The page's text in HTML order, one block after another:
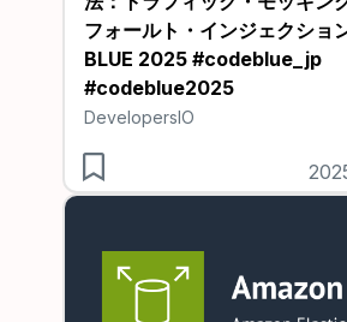
フォールト・インジェクショ
BLUE 2025 #codeblue_jp
#codeblue2025
DevelopersIO